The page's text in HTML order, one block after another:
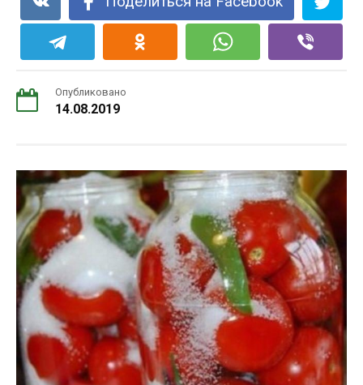
Опубликовано
14.08.2019